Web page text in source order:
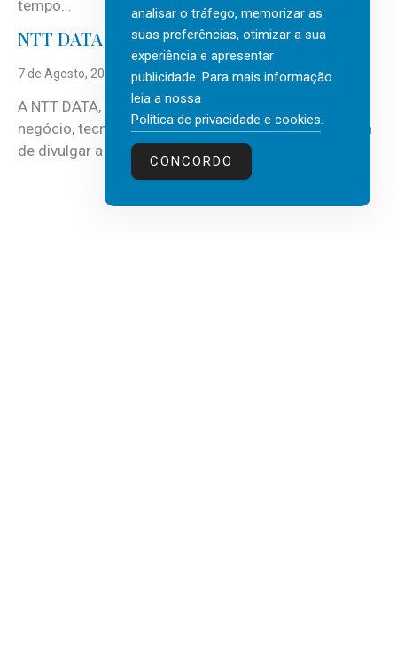
tempo...
NTT DATA Insurtech Global Outlook 2026
7 de Agosto, 2026
A NTT DATA, consultora global em serviços de
negócio, tecnologia e inteligência artificial (IA), acaba
de divulgar a mais recente...
analisar o tráfego, memorizar as
suas preferências, otimizar a sua
experiência e apresentar
publicidade. Para mais informação
leia a nossa
Política de privacidade e cookies.
CONCORDO